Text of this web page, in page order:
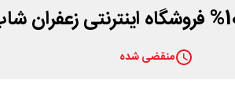
منقضی شده